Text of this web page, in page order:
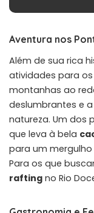
Aventura nos
Além de sua rica
atividades para
montanhas ao
deslumbrantes e
natureza. Um dos
que leva à bela
para um
Para os que
rafting no Rio